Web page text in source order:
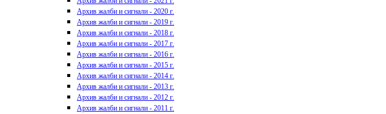
Архив жалби и сигнали - 2020 г.
Архив жалби и сигнали - 2019 г.
Архив жалби и сигнали - 2018 г.
Архив жалби и сигнали - 2017 г.
Архив жалби и сигнали - 2016 г.
Архив жалби и сигнали - 2015 г.
Архив жалби и сигнали - 2014 г.
Архив жалби и сигнали - 2013 г.
Архив жалби и сигнали - 2012 г.
Архив жалби и сигнали - 2011 г.